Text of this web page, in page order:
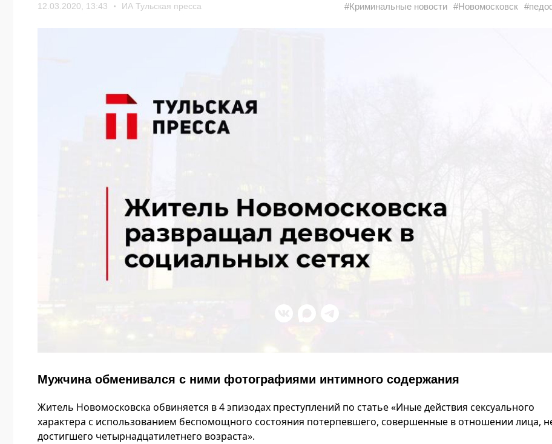
12.03.2020, 13:43 ИА Тульская пресса #Криминальные новости #Новомосковск
Мужчина обменивался с ними фотографиями интимного содержания
Житель Новомосковска обвиняется в 4 эпизодах преступлений по статье «Иные действия сексуального
характера с использованием беспомощного состояния потерпевшего, совершенные в отношении лица,
достигшего четырнадцатилетнего возраста».